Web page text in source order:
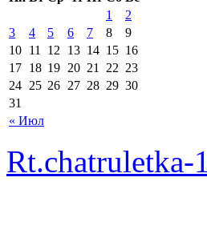
« Июл
1
2
3
4 5 6 7 8
9
10 11 12 13 14 15 16
17 18 19 20 21 22 23
24 25 26 27 28 29 30
31
Rt.chatruletka-